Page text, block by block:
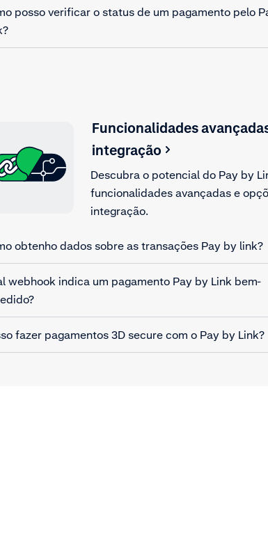
posso verificar o status de um pagamento pelo
Funcionalidades
integração
Descubra o potencial do Pay by
funcionalidades avançadas e
integração.
obtenho dados sobre as transações Pay by link?
webhook indica um pagamento Pay by Link bem-
fazer pagamentos 3D secure com o Pay by Link?